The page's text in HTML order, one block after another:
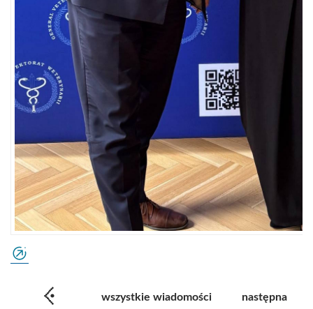
wszystkie wiadomości następna